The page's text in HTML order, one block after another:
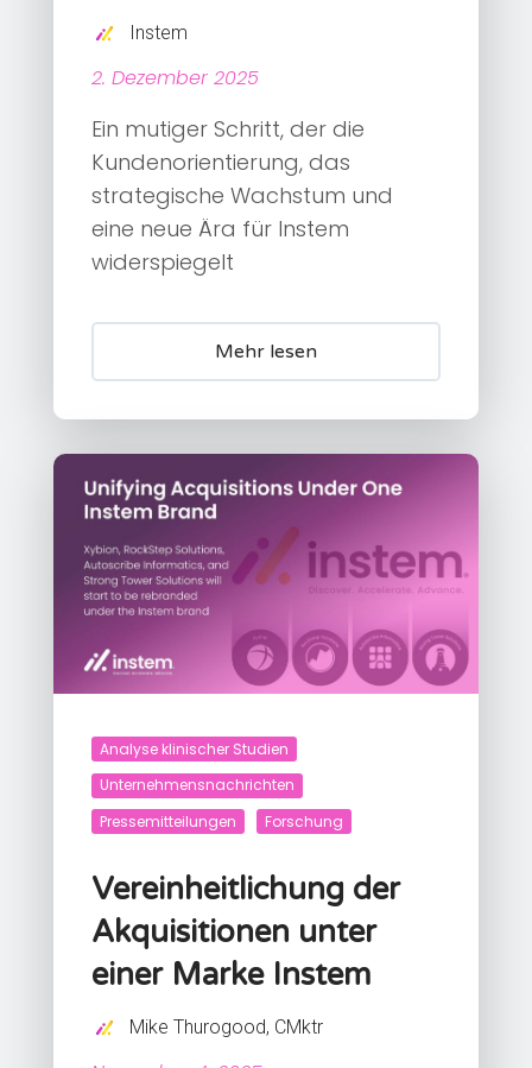
Instem
2. Dezember 2025
Ein mutiger Schritt, der die
Kundenorientierung, das
strategische Wachstum und
eine neue Ära für Instem
widerspiegelt
Mehr lesen
Analyse klinischer Studien
Unternehmensnachrichten
Pressemitteilungen
Forschung
Vereinheitlichung der
Akquisitionen unter
einer Marke Instem
Mike Thurogood, CMktr